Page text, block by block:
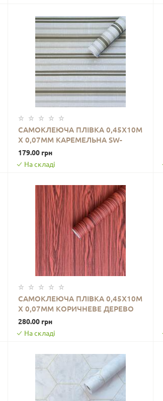
САМОКЛЕЮЧА ПЛІВКА 0,45Х10М
Х 0,07ММ КАРЕМЕЛЬНА SW-
00001227
179.00 грн
На складі
ДО КОШИКА
САМОКЛЕЮЧА ПЛІВКА 0,45Х10М
Х 0,07ММ КОРИЧНЕВЕ ДЕРЕВО
SW-00000810
280.00 грн
На складі
ДО КОШИКА